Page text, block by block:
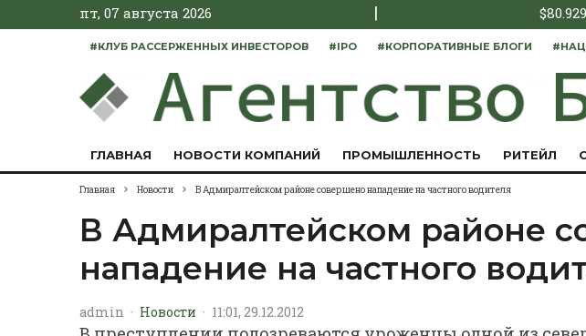
пт, 07 августа 2026 | $
#КЛУБ РАССЕРЖЕННЫХ ИНВЕСТОРОВ #IPO #КОРПОРАТИВНЫЕ БЛОГИ
ГЛАВНАЯ НОВОСТИ КОМПАНИЙ ПРОМЫШЛЕННОСТЬ РИТЕЙЛ
Главная Новости В Адмиралтейском районе совершено нападение на частного водителя
В Адмиралтейском районе
нападение на частного
admin · Новости · 11:01, 29.12.2012